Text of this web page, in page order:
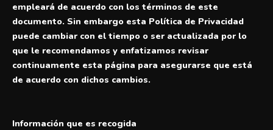
empleará de acuerdo con los términos de este
documento. Sin embargo esta Política de Privacidad
puede cambiar con el tiempo o ser actualizada por lo
que le recomendamos y enfatizamos revisar
continuamente esta página para asegurarse que está
de acuerdo con dichos cambios.
Información que es recogida